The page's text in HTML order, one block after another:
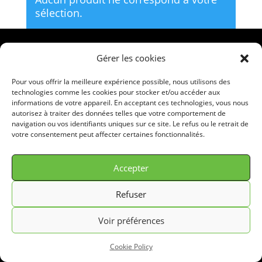
Gérer les cookies
Pour vous offrir la meilleure expérience possible, nous utilisons des
technologies comme les cookies pour stocker et/ou accéder aux
informations de votre appareil. En acceptant ces technologies, vous nous
autorisez à traiter des données telles que votre comportement de
navigation ou vos identifiants uniques sur ce site. Le refus ou le retrait de
votre consentement peut affecter certaines fonctionnalités.
Accepter
Refuser
Voir préférences
Cookie Policy
sélection.